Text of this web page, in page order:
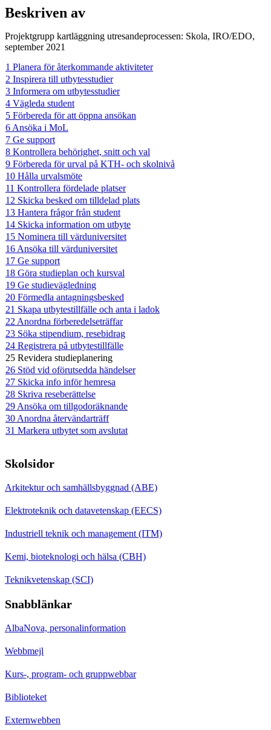
Beskriven av
Projektgrupp kartläggning utresandeprocessen: Skola, IRO/EDO,
september 2021
1 Planera för återkommande aktiviteter
2 Inspirera till utbytesstudier
3 Informera om utbytesstudier
4 Vägleda student
5 Förbereda för att öppna ansökan
6 Ansöka i MoL
7 Ge support
8 Kontrollera behörighet, snitt och val
9 Förbereda för urval på KTH- och skolnivå
10 Hålla urvalsmöte
11 Kontrollera fördelade platser
12 Skicka besked om tilldelad plats
13 Hantera frågor från student
14 Skicka information om utbyte
15 Nominera till värduniversitet
16 Ansöka till värduniversitet
17 Ge support
18 Göra studieplan och kursval
19 Ge studievägledning
20 Förmedla antagningsbesked
21 Skapa utbytestillfälle och anta i ladok
22 Anordna förberedelseträffar
23 Söka stipendium, resebidrag
24 Registrera på utbytestillfälle
25 Revidera studieplanering
26 Stöd vid oförutsedda händelser
27 Skicka info inför hemresa
28 Skriva reseberättelse
29 Ansöka om tillgodoräknande
30 Anordna återvändarträff
31 Markera utbytet som avslutat
Skolsidor
Arkitektur och samhällsbyggnad (ABE)
Elektroteknik och datavetenskap (EECS)
Industriell teknik och management (ITM)
Kemi, bioteknologi och hälsa (CBH)
Teknikvetenskap (SCI)
Snabblänkar
AlbaNova, personalinformation
Webbmejl
Kurs-, program- och gruppwebbar
Biblioteket
Externwebben